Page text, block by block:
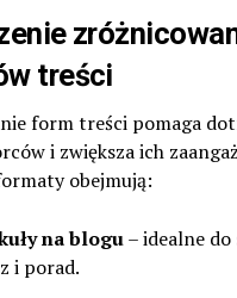
treści
form treści pomaga
i zwiększa ich
obejmują:
na blogu– idealne do
i porad.